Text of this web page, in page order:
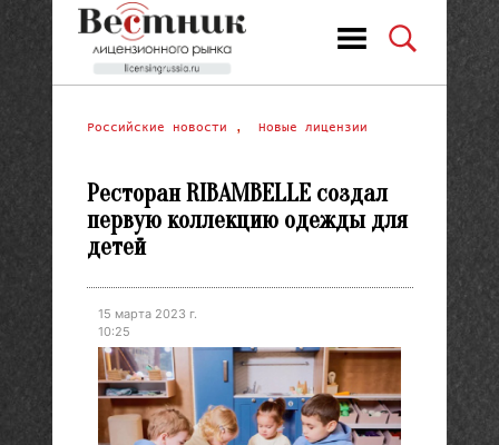
Российские новости , Новые лицензии
Ресторан RIBAMBELLE создал
первую коллекцию одежды для
детей
15 марта 2023 г.
10:25